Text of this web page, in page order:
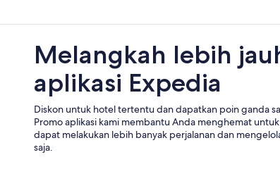
Melangkah lebih
aplikasi Expedia
Diskon untuk hotel tertentu dan dapatkan poin ganda
Promo aplikasi kami membantu Anda menghemat
dapat melakukan lebih banyak perjalanan dan
saja.